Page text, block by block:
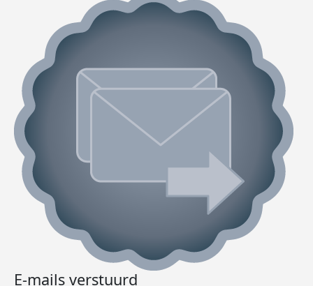
E-mails verstuurd